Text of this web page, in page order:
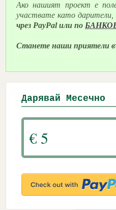
Ако нашият проект е
участвате като
чрез PayPal илипо
Станете наши приятели
Дарявай Месечно
€ 5